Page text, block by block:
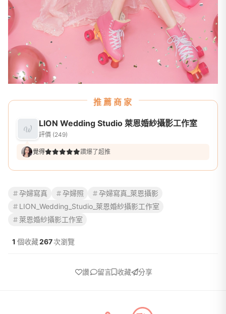
推薦商家
LION Wedding Studio 萊恩婚紗攝影工作室
評價 (249)
覺得 讚爆了超推
孕婦寫真 孕婦照
孕婦寫真_萊恩攝影
LION_Wedding_Studio_萊恩婚紗攝影工作室
萊恩婚紗攝影工作室
1 個收藏267次瀏覽
讚 留言 收藏 分享